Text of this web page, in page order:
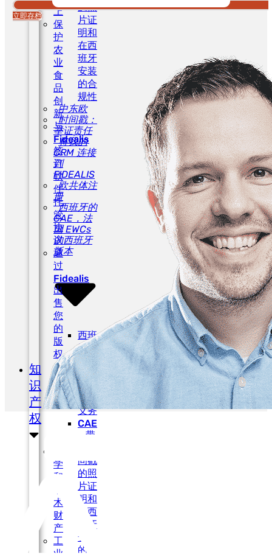
的照
片证
明和
在西
班牙
安装
的合
规性
中东欧
时间戳：
举证责任
将我的
CRM 连接
到
FIDEALIS
欧共体注
册
西班牙的
CAE，法
国 EWCs
的西班牙
版本
西班
牙的
CAE
– 监
管机
制和
义务
CAE
– 带
间戳
的照
片证
明和
在西
班牙
安装
的合
上
保
护
农
业
食
品
创
新
与
Fidealis
签
订
软
件
托
管
协
议
通
过
Fidealis
出
售
您
的
版
权
知
识
产
权
学
和
术
财
产
工
业
立即存档